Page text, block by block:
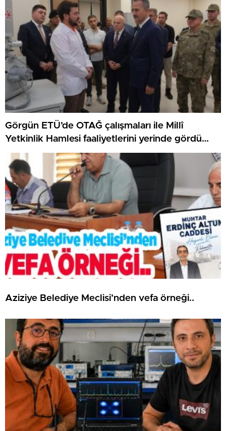
Görgün ETÜ’de OTAĞ çalışmaları ile Millî
Yetkinlik Hamlesi faaliyetlerini yerinde gördü…
Aziziye Belediye Meclisi’nden vefa örneği..